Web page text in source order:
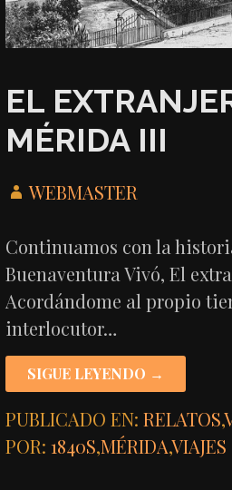
EL
MÉRIDA III
WEBMASTER
Continuamos con la
Buenaventura Vivó, El
Acordándome al propio
interlocutor…
SIGUE LEYENDO →
PUBLICADO EN:RELATOS,
POR:1840S,MÉRIDA,VIAJES